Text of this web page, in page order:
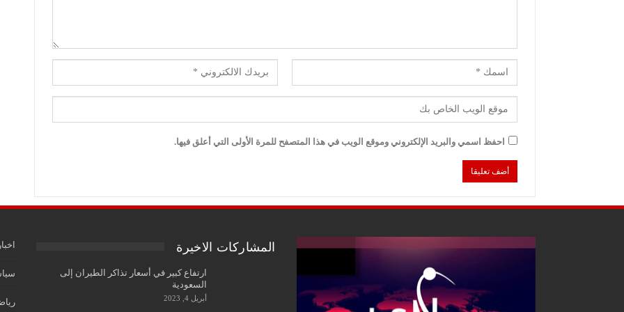
احفظ اسمي والبريد الإلكتروني وموقع الويب في هذا المتصفح للمرة الأولى التي أعلق فيها.
المشاركات الاخيرة
ارتفاع كبير في أسعار تذاكر الطيران إلى
السعودية
أبريل 4, 2023
اخبار